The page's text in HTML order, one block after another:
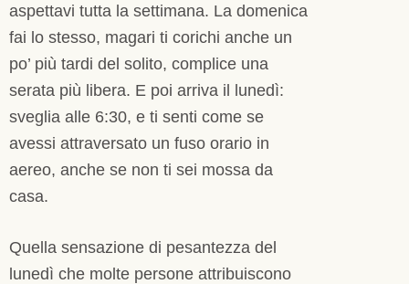
aspettavi tutta la settimana. La domenica
fai lo stesso, magari ti corichi anche un
po’ più tardi del solito, complice una
serata più libera. E poi arriva il lunedì:
sveglia alle 6:30, e ti senti come se
avessi attraversato un fuso orario in
aereo, anche se non ti sei mossa da
casa.
Quella sensazione di pesantezza del
lunedì che molte persone attribuiscono